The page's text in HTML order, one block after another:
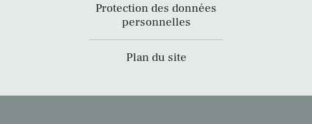
Protection des données
personnelles
Plan du site